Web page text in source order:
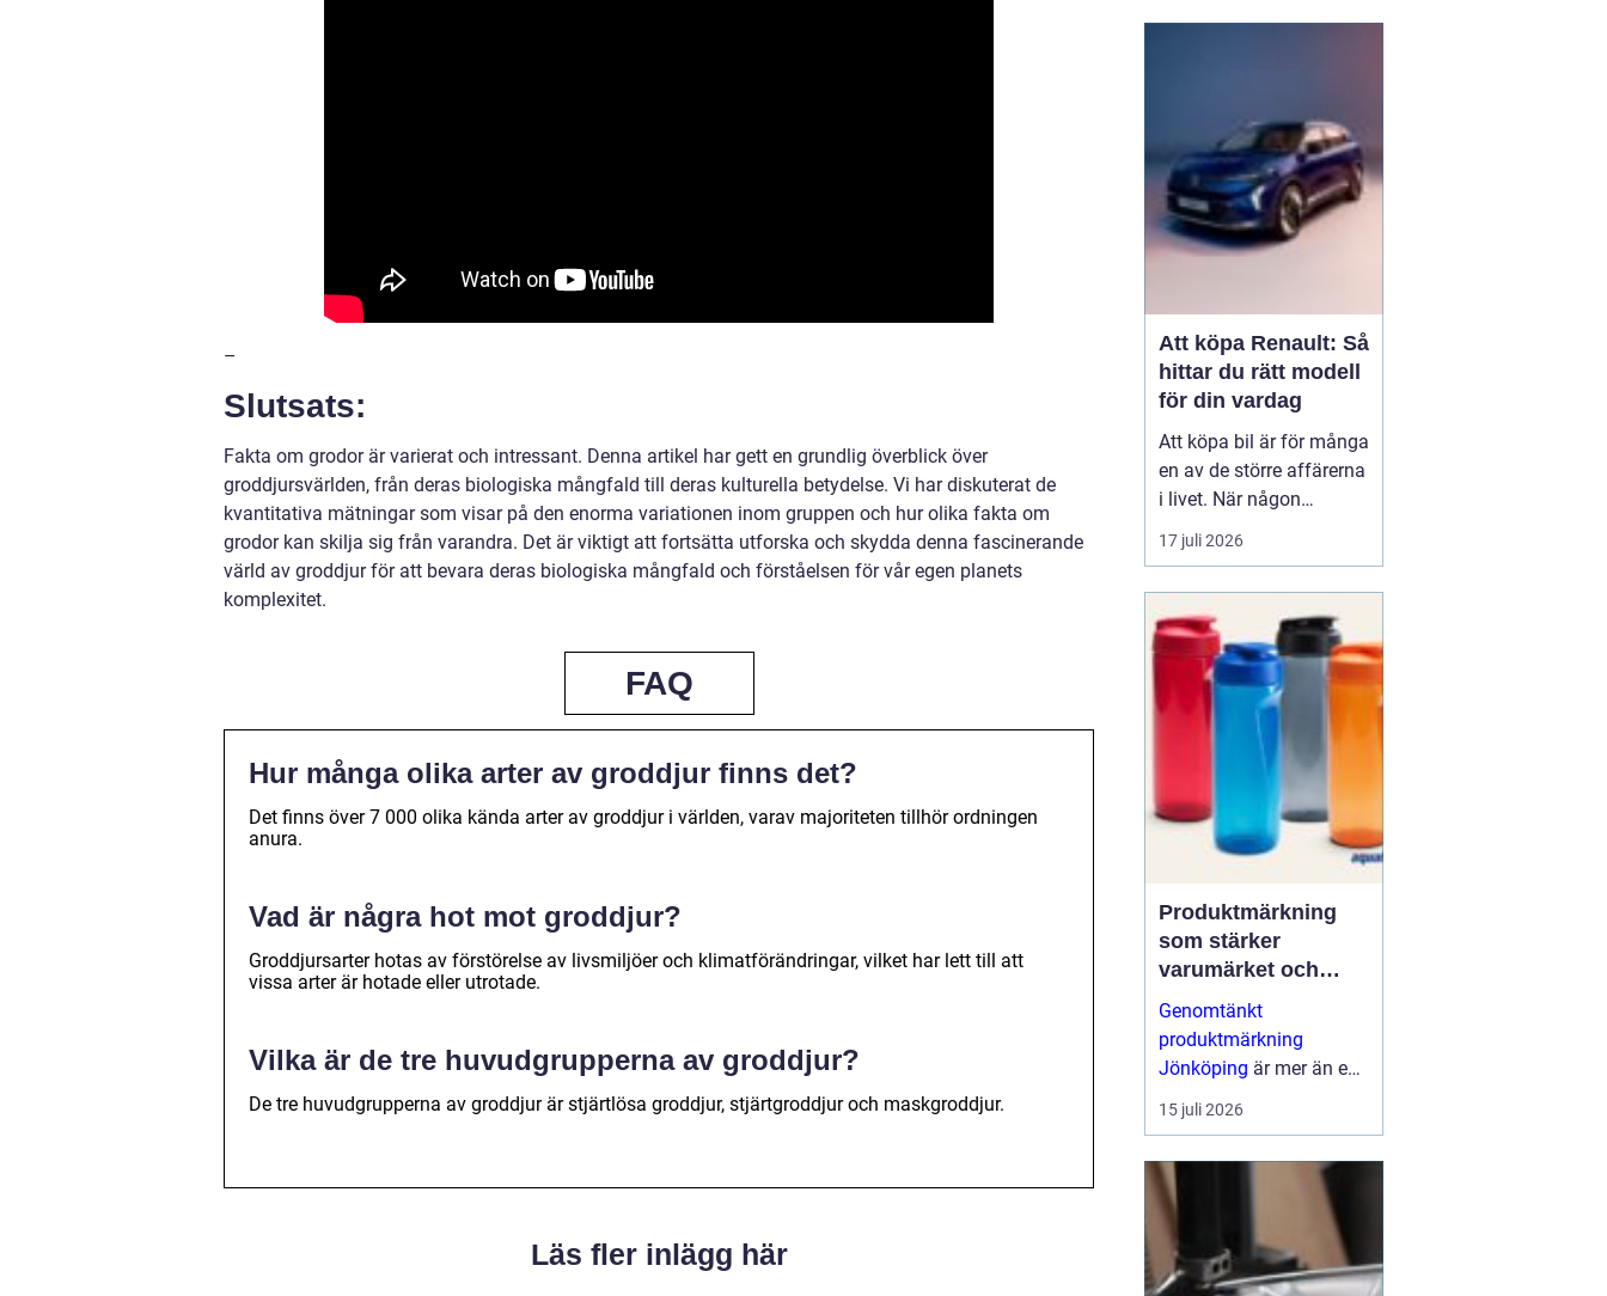
–
Slutsats:
Fakta om grodor är varierat och intressant. Denna artikel har gett en grundlig överblick över
groddjursvärlden, från deras biologiska mångfald till deras kulturella betydelse. Vi har diskuterat de
kvantitativa mätningar som visar på den enorma variationen inom gruppen och hur olika fakta om
grodor kan skilja sig från varandra. Det är viktigt att fortsätta utforska och skydda denna fascinerande
värld av groddjur för att bevara deras biologiska mångfald och förståelsen för vår egen planets
komplexitet.
FAQ
Hur många olika arter av groddjur finns det?
Det finns över 7 000 olika kända arter av groddjur i världen, varav majoriteten tillhör ordningen
anura.
Vad är några hot mot groddjur?
Groddjursarter hotas av förstörelse av livsmiljöer och klimatförändringar, vilket har lett till att
vissa arter är hotade eller utrotade.
Vilka är de tre huvudgrupperna av groddjur?
De tre huvudgrupperna av groddjur är stjärtlösa groddjur, stjärtgroddjur och maskgroddjur.
Läs fler inlägg här
Att köpa Renault: Så
hittar du rätt modell
för din vardag
Att köpa bil är för många
en av de större affärerna
i livet. När någon
funderar på att köpa
Renault Skåne
17 juli 2026
Produktmärkning
som stärker
varumärket och
förenklar vardagen
Genomtänkt
produktmärkning
Jönköping är mer än en
etikett på en produkt.
Den guidar användaren,
15 juli 2026